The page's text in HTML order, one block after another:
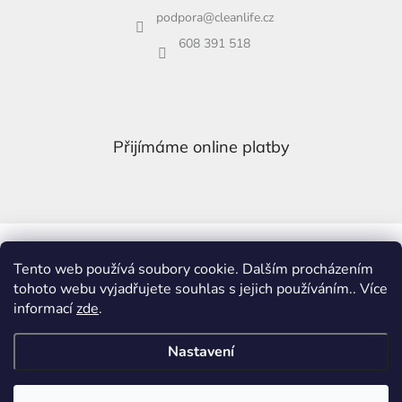
Tento web používá soubory cookie. Dalším procházením
tohoto webu vyjadřujete souhlas s jejich používáním.. Více
informacízde.
Nastavení
podpora@cleanlife.cz
608 391 518
Přijímáme online platby
Google recenze - ohodnoťte nás ★
Vytvořil Shoptet